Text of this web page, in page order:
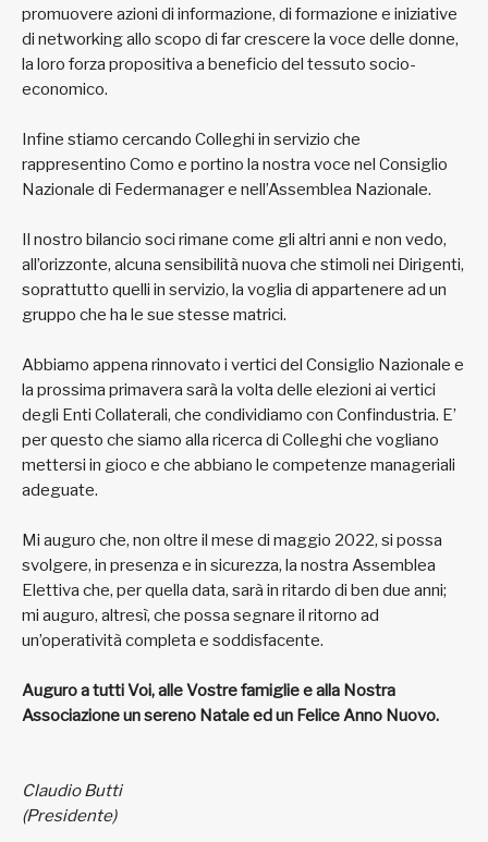
promuovere azioni di informazione, di formazione e iniziative
di networking allo scopo di far crescere la voce delle donne,
la loro forza propositiva a beneficio del tessuto socio-
economico.
Infine stiamo cercando Colleghi in servizio che
rappresentino Como e portino la nostra voce nel Consiglio
Nazionale di Federmanager e nell’Assemblea Nazionale.
Il nostro bilancio soci rimane come gli altri anni e non vedo,
all’orizzonte, alcuna sensibilità nuova che stimoli nei Dirigenti,
soprattutto quelli in servizio, la voglia di appartenere ad un
gruppo che ha le sue stesse matrici.
Abbiamo appena rinnovato i vertici del Consiglio Nazionale e
la prossima primavera sarà la volta delle elezioni ai vertici
degli Enti Collaterali, che condividiamo con Confindustria. E’
per questo che siamo alla ricerca di Colleghi che vogliano
mettersi in gioco e che abbiano le competenze manageriali
adeguate.
Mi auguro che, non oltre il mese di maggio 2022, si possa
svolgere, in presenza e in sicurezza, la nostra Assemblea
Elettiva che, per quella data, sarà in ritardo di ben due anni;
mi auguro, altresì, che possa segnare il ritorno ad
un’operatività completa e soddisfacente.
Auguro a tutti Voi, alle Vostre famiglie e alla Nostra
Associazione un sereno Natale ed un Felice Anno Nuovo.
Claudio Butti
(Presidente)